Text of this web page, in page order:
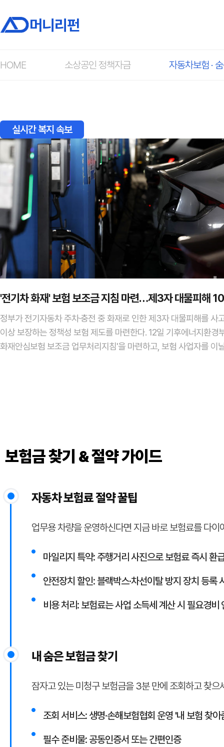
머니리펀
HOME 소상공인 정책자금 자동차보험 ·
실시간 복지 속보
'전기차 화재' 보험 보조금 지침 마련…제3자 대물피해
정부가 전기자동차 주차·충전 중 화재로 인한 제3자 대물피해를 사
이상 보장하는 정책성 보험 제도를 마련한다. 12일 기후에너지환경
화재안심보험 보조금 업무처리지침'을 마련하고, 보험 사업자를 이
보험금 찾기 & 절약 가이드
자동차 보험료 절약 꿀팁
업무용 차량을 운영하신다면 지금 바로 보험료를 다이
● 마일리지 특약: 주행거리 사진으로 보험료 즉시 환
● 안전장치 할인: 블랙박스·차선이탈 방지 장치 등록
● 비용 처리: 보험료는 사업 소득세 계산 시 필요경비
내 숨은 보험금 찾기
잠자고 있는 미청구 보험금을 3분 만에 조회하고 찾으
● 조회 서비스: 생명·손해보험협회 운영 '내 보험 찾
● 필수 준비물: 공동인증서 또는 간편인증